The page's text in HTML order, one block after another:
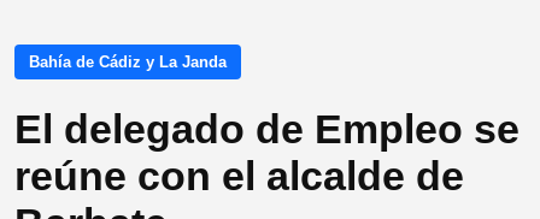
Bahía de Cádiz y La Janda
El delegado de Empleo se
reúne con el alcalde de